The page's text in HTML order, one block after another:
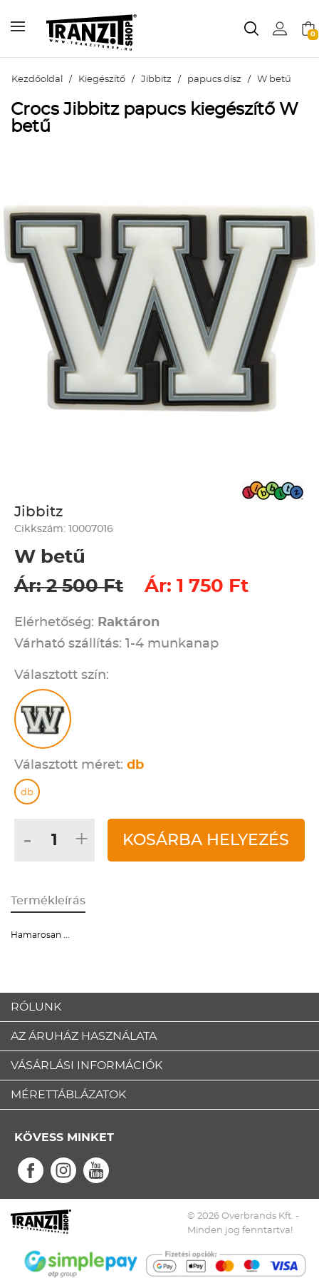
0
Kezdőoldal / Kiegészítő / Jibbitz / papucs dísz / W betű
Crocs Jibbitz papucs kiegészítő W
betű
Jibbitz
Cikkszám: 10007016
W betű
Ár: 2 500 Ft
Ár: 1 750 Ft
Elérhetőség: Raktáron
Várható szállítás: 1-4 munkanap
Választott szín:
Választott méret: db
db
- + KOSÁRBA HELYEZÉS
Termékleírás
Hamarosan ...
RÓLUNK
AZ ÁRUHÁZ HASZNÁLATA
VÁSÁRLÁSI INFORMÁCIÓK
MÉRETTÁBLÁZATOK
KÖVESS MINKET
© 2026 Overbrands Kft. -
Minden jog fenntartva!